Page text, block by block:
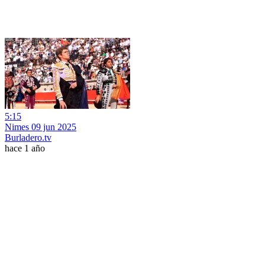
5:15
Nimes 09 jun 2025
Burladero.tv
hace 1 año